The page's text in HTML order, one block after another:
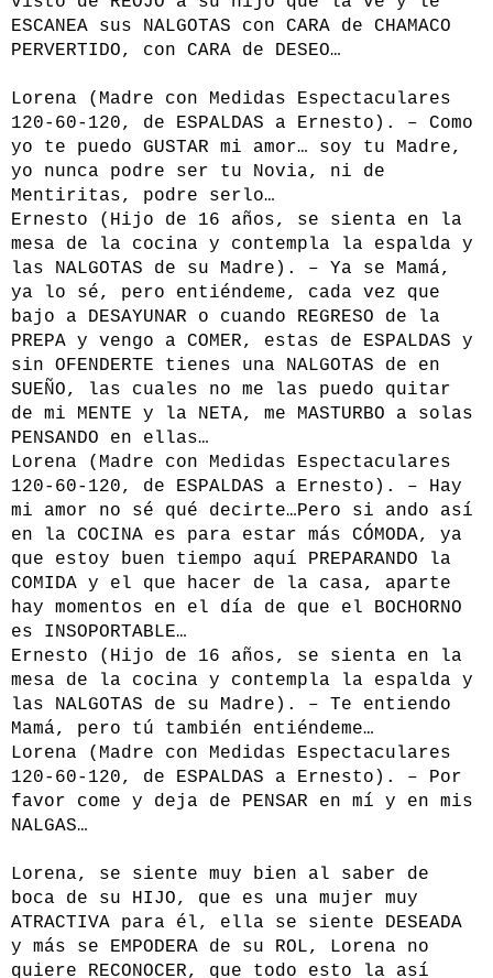
ESCANEA sus NALGOTAS con CARA de CHAMACO
PERVERTIDO, con CARA de DESEO…
Lorena (Madre con Medidas Espectaculares
120-60-120, de ESPALDAS a Ernesto). – Como
yo te puedo GUSTAR mi amor… soy tu Madre,
yo nunca podre ser tu Novia, ni de
Mentiritas, podre serlo…
Ernesto (Hijo de 16 años, se sienta en la
mesa de la cocina y contempla la espalda y
las NALGOTAS de su Madre). – Ya se Mamá,
ya lo sé, pero entiéndeme, cada vez que
bajo a DESAYUNAR o cuando REGRESO de la
PREPA y vengo a COMER, estas de ESPALDAS y
sin OFENDERTE tienes una NALGOTAS de en
SUEÑO, las cuales no me las puedo quitar
de mi MENTE y la NETA, me MASTURBO a solas
PENSANDO en ellas…
Lorena (Madre con Medidas Espectaculares
120-60-120, de ESPALDAS a Ernesto). – Hay
mi amor no sé qué decirte…Pero si ando así
en la COCINA es para estar más CÓMODA, ya
que estoy buen tiempo aquí PREPARANDO la
COMIDA y el que hacer de la casa, aparte
hay momentos en el día de que el BOCHORNO
es INSOPORTABLE…
Ernesto (Hijo de 16 años, se sienta en la
mesa de la cocina y contempla la espalda y
las NALGOTAS de su Madre). – Te entiendo
Mamá, pero tú también entiéndeme…
Lorena (Madre con Medidas Espectaculares
120-60-120, de ESPALDAS a Ernesto). – Por
favor come y deja de PENSAR en mí y en mis
NALGAS…
Lorena, se siente muy bien al saber de
boca de su HIJO, que es una mujer muy
ATRACTIVA para él, ella se siente DESEADA
y más se EMPODERA de su ROL, Lorena no
quiere RECONOCER, que todo esto la así